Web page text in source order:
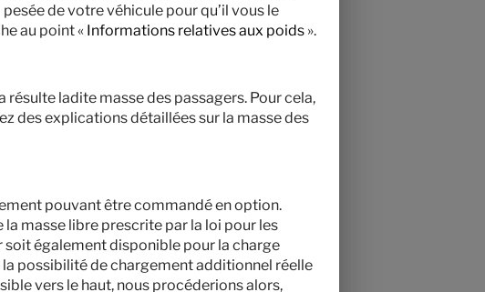
4
de votre véhicule pour qu’il vous le
au point « Informations relatives aux poids ».
ladite masse des passagers. Pour cela,
des explications détaillées sur la masse des
pouvant être commandé en option.
masse libre prescrite par la loi pour les
également disponible pour la charge
possibilité de chargement additionnel réelle
vers le haut, nous procéderions alors,